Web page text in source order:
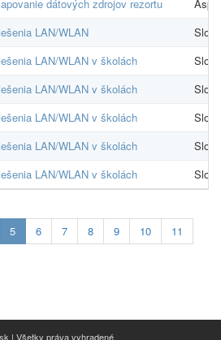
dátových zdrojov rezortu
LAN/WLAN
LAN/WLAN v školách
LAN/WLAN v školách
LAN/WLAN v školách
LAN/WLAN v školách
LAN/WLAN v školách
5Aktualna-
stranka
6 7 8 9 10
11
| Všetky práva vyhradené